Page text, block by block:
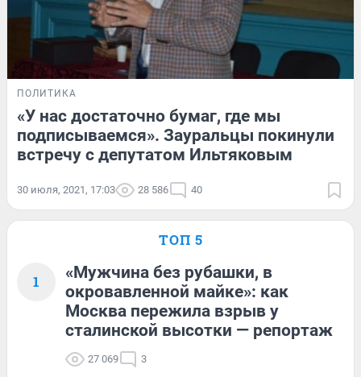
ПОЛИТИКА
«У нас достаточно бумаг, где мы
подписываемся». Зауральцы покинули
встречу с депутатом Ильтяковым
30 июля, 2021, 17:03 28 586 40
ТОП 5
1
«Мужчина без рубашки, в
окровавленной майке»: как
Москва пережила взрыв у
сталинской высотки — репортаж
27 069 3